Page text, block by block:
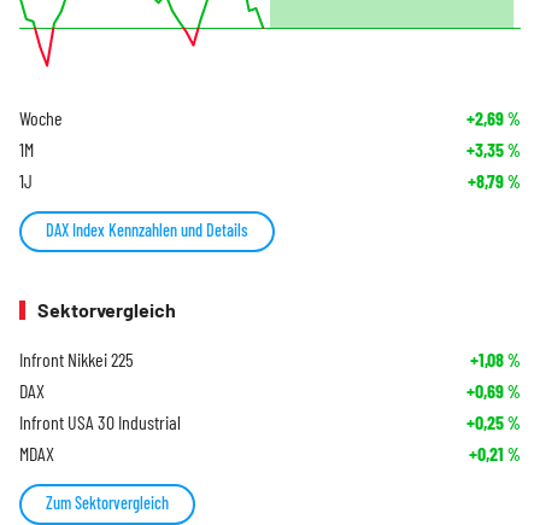
Woche +2,69%
1M +3,35%
1J +8,79%
DAX Index Kennzahlen und Details
Sektorvergleich
Infront Nikkei 225 +1,08%
DAX +0,69%
Infront USA 30 Industrial +0,25%
MDAX +0,21 %
Zum Sektorvergleich